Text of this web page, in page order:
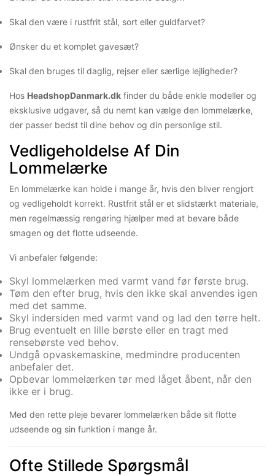
Skal den være i rustfrit stål, sort eller guldfarvet?
Ønsker du et komplet gavesæt?
Skal den bruges til daglig, rejser eller særlige lejligheder?
Hos HeadshopDanmark.dk finder du både enkle modeller og
eksklusive udgaver, så du nemt kan vælge den lommelærke,
der passer bedst til dine behov og din personlige stil.
Vedligeholdelse Af Din
Lommelærke
En lommelærke kan holde i mange år, hvis den bliver rengjort
og vedligeholdt korrekt. Rustfrit stål er et slidstærkt materiale,
men regelmæssig rengøring hjælper med at bevare både
smagen og det flotte udseende.
Vi anbefaler følgende:
Skyl lommelærken med varmt vand før første brug.
Tøm den efter brug, hvis den ikke skal anvendes igen
med det samme.
Skyl indersiden med varmt vand og lad den tørre helt.
Brug eventuelt en lille børste eller en tragt med
rensebørste ved behov.
Undgå opvaskemaskine, medmindre producenten
anbefaler det.
Opbevar lommelærken tør med låget åbent, når den
ikke er i brug.
Med den rette pleje bevarer lommelærken både sit flotte
udseende og sin funktion i mange år.
Ofte Stillede Spørgsmål